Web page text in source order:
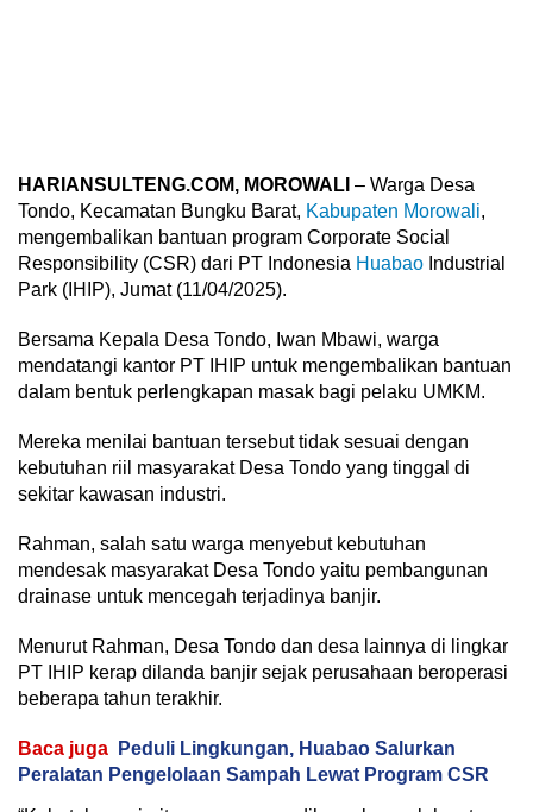
HARIANSULTENG.COM, MOROWALI – Warga Desa
Tondo, Kecamatan Bungku Barat, Kabupaten Morowali,
mengembalikan bantuan program Corporate Social
Responsibility (CSR) dari PT Indonesia Huabao Industrial
Park (IHIP), Jumat (11/04/2025).
Bersama Kepala Desa Tondo, Iwan Mbawi, warga
mendatangi kantor PT IHIP untuk mengembalikan bantuan
dalam bentuk perlengkapan masak bagi pelaku UMKM.
Mereka menilai bantuan tersebut tidak sesuai dengan
kebutuhan riil masyarakat Desa Tondo yang tinggal di
sekitar kawasan industri.
Rahman, salah satu warga menyebut kebutuhan
mendesak masyarakat Desa Tondo yaitu pembangunan
drainase untuk mencegah terjadinya banjir.
Menurut Rahman, Desa Tondo dan desa lainnya di lingkar
PT IHIP kerap dilanda banjir sejak perusahaan beroperasi
beberapa tahun terakhir.
Baca juga
Peduli Lingkungan, Huabao Salurkan
Peralatan Pengelolaan Sampah Lewat Program CSR